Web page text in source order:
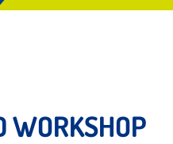
WORKSHOP